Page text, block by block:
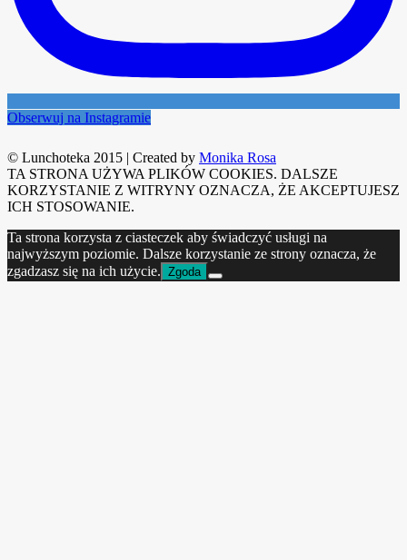
Obserwuj na Instagramie
© Lunchoteka 2015 | Created by Monika Rosa
TA STRONA UŻYWA PLIKÓW COOKIES. DALSZE
KORZYSTANIE Z WITRYNY OZNACZA, ŻE AKCEPTUJESZ
ICH STOSOWANIE.
Ta strona korzysta z ciasteczek aby świadczyć usługi na
najwyższym poziomie. Dalsze korzystanie ze strony oznacza, że
zgadzasz się na ich użycie. Zgoda